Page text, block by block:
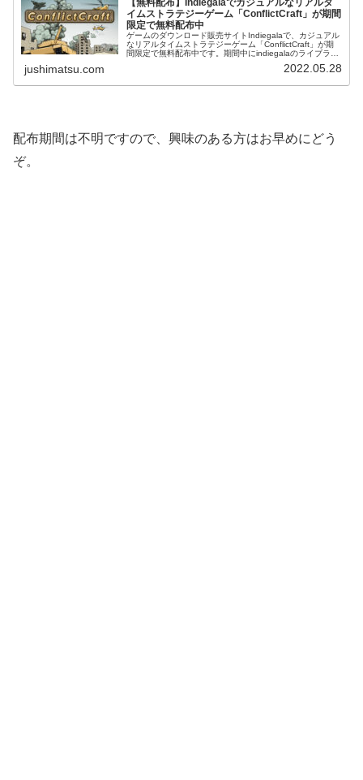
イムストラテジーゲーム「ConflictCraft」が期間
限定で無料配布中
ゲームのダウンロード販売サイトIndiegalaで、カジュアル
なリアルタイムストラテジーゲーム「ConflictCraft」が期
間限定で無料配布中です。期間中にindiegalaのライブラリ
jushimatsu.com 2022.05.28
配布期間は不明ですので、興味のある方はお早めにどう
ぞ。